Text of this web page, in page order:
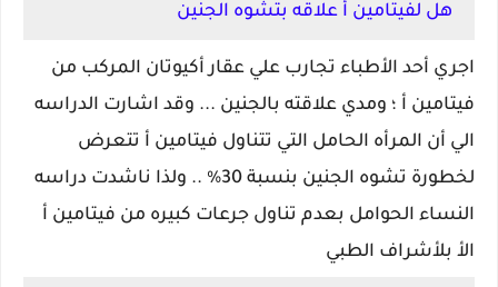
هل لفيتامين أ علاقه بتشوه الجنين
اجري أحد الأطباء تجارب علي عقار أكيوتان المركب من
فيتامين أ ؛ ومدي علاقته بالجنين ... وقد اشارت الدراسه
الي أن المرأه الحامل التي تتناول فيتامين أ تتعرض
لخطورة تشوه الجنين بنسبة 30% .. ولذا ناشدت دراسه
النساء الحوامل بعدم تناول جرعات كبيره من فيتامين أ
الأ بلأشراف الطبي